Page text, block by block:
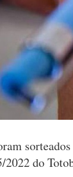
2022 do